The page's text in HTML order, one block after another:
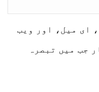
ای میل، اور ویب
جب میں تبصرہ